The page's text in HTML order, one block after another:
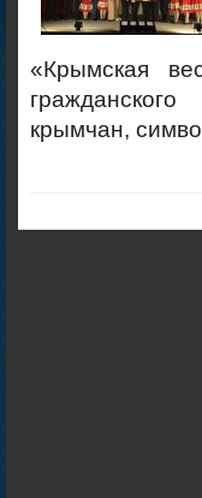
«Крымская
крымчан,